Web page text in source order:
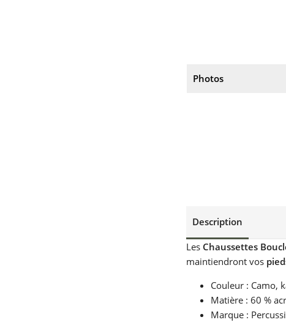
Photos
Description
Les Chaussettes
maintiendront vos
Couleur : Camo,
Matière : 60 %
Marque :